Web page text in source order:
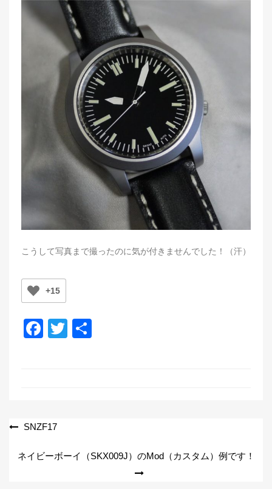
こうして写真まで撮ったのに気が付きませんでした！（汗）
+15
F
o
k
T
投
ナ
SNZF17
ネイビーボーイ（SKX009J）のMod（カスタム）例です！